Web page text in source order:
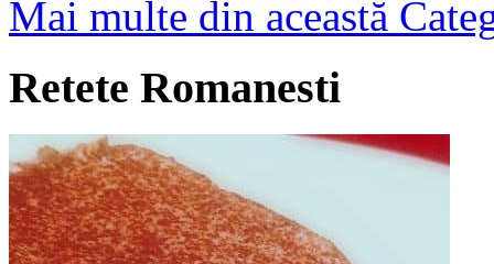
Mai multe din această
Retete Romanesti